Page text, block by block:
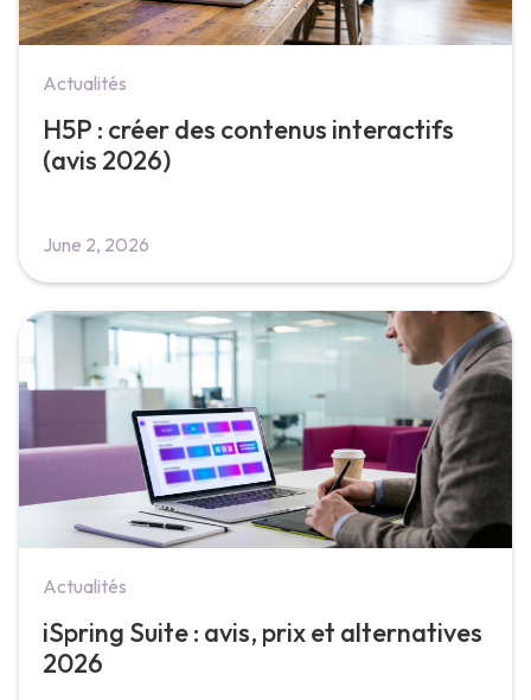
Actualités
H5P : créer des contenus interactifs
(avis 2026)
June 2, 2026
Actualités
iSpring Suite : avis, prix et alternatives
2026